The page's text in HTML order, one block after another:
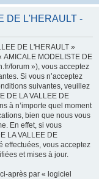
DE L'HERAULT -
DE L'HERAULT »
MODELISTE DE
forum »), vous acceptez
Si vous n’acceptez
suivantes, veuillez
DE LA VALLEE DE
à n’importe quel moment
bien que nous vous
En effet, si vous
LA VALLEE DE
effectuées, vous acceptez
et mises à jour.
après par « logiciel